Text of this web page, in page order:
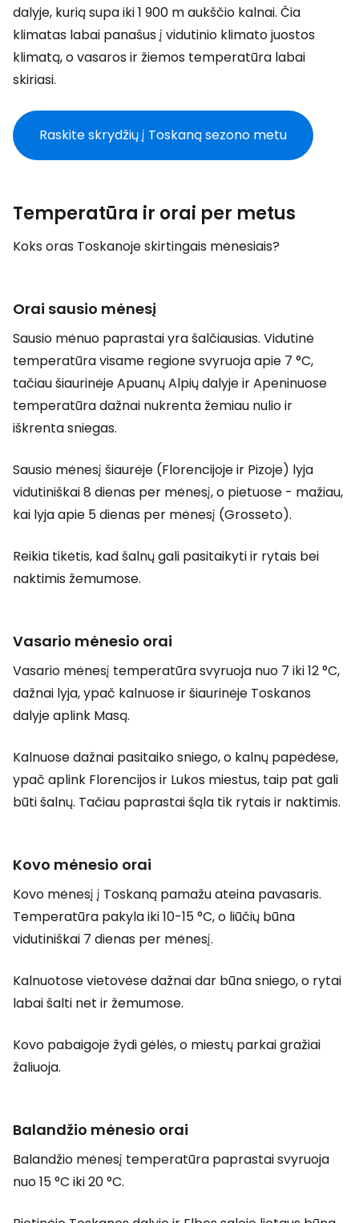
dalyje, kurią supa iki 1 900 m aukščio kalnai. Čia
klimatas labai panašus į vidutinio klimato juostos
klimatą, o vasaros ir žiemos temperatūra labai
skiriasi.
Raskite skrydžių į Toskaną sezono metu
Temperatūra ir orai per metus
Koks oras Toskanoje skirtingais mėnesiais?
Orai sausio mėnesį
Sausio mėnuo paprastai yra šalčiausias. Vidutinė
temperatūra visame regione svyruoja apie 7 °C,
tačiau šiaurinėje Apuanų Alpių dalyje ir Apeninuose
temperatūra dažnai nukrenta žemiau nulio ir
iškrenta sniegas.
Sausio mėnesį šiaurėje (Florencijoje ir Pizoje) lyja
vidutiniškai 8 dienas per mėnesį, o pietuose - mažiau,
kai lyja apie 5 dienas per mėnesį (Grosseto).
Reikia tikėtis, kad šalnų gali pasitaikyti ir rytais bei
naktimis žemumose.
Vasario mėnesio orai
Vasario mėnesį temperatūra svyruoja nuo 7 iki 12 °C,
dažnai lyja, ypač kalnuose ir šiaurinėje Toskanos
dalyje aplink Masą.
Kalnuose dažnai pasitaiko sniego, o kalnų papėdėse,
ypač aplink Florencijos ir Lukos miestus, taip pat gali
būti šalnų. Tačiau paprastai šąla tik rytais ir naktimis.
Kovo mėnesio orai
Kovo mėnesį į Toskaną pamažu ateina pavasaris.
Temperatūra pakyla iki 10-15 °C, o liūčių būna
vidutiniškai 7 dienas per mėnesį.
Kalnuotose vietovėse dažnai dar būna sniego, o rytai
labai šalti net ir žemumose.
Kovo pabaigoje žydi gėlės, o miestų parkai gražiai
žaliuoja.
Balandžio mėnesio orai
Balandžio mėnesį temperatūra paprastai svyruoja
nuo 15 °C iki 20 °C.